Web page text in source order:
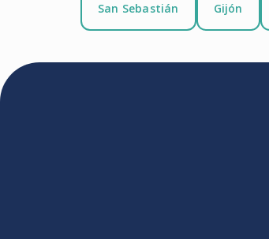
San Sebastián Gijón